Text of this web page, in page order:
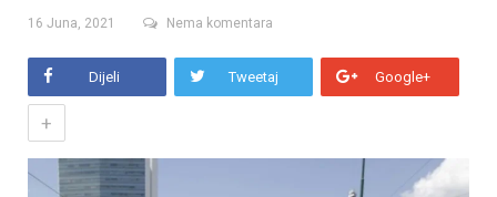
16 Juna, 2021 Nema komentara
Dijeli Tweetaj Google+
+